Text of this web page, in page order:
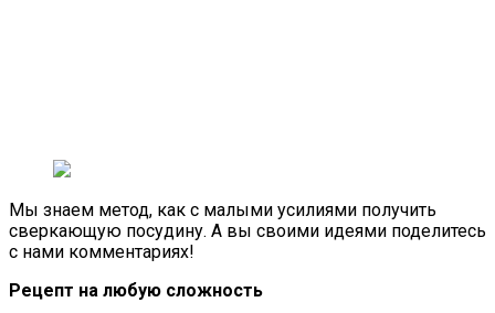
Мы знаем метод, как с малыми усилиями получить
сверкающую посудину. А вы своими идеями поделитесь
с нами комментариях!
Рецепт на любую сложность